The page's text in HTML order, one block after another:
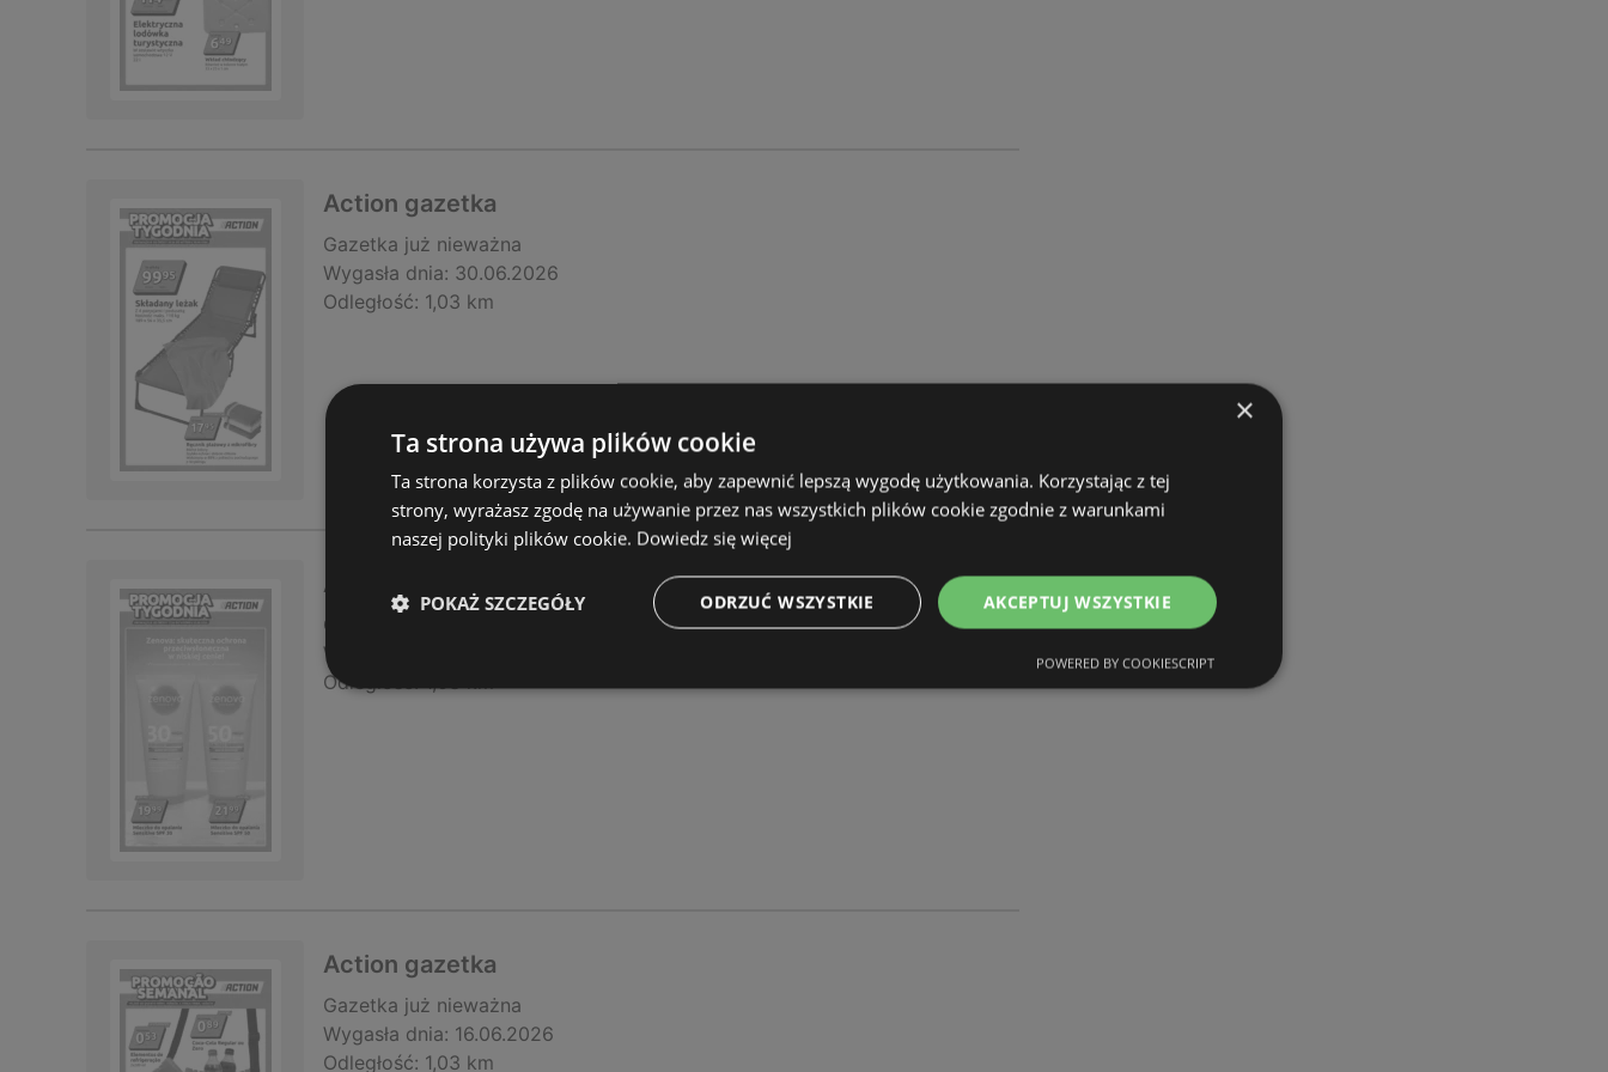
Action gazetka
Gazetka już nieważna
Wygasła dnia: 30.06.2026
Odległość: 1,03 km
Action gazetka
Gazetka
Wygasła dnia:
Odległość: 1,03 km
Action gazetka
Gazetka już nieważna
Wygasła dnia: 16.06.2026
Odległość: 1,03 km
×
Ta strona używa plików cookie
Ta strona korzysta z plików cookie, aby zapewnić lepszą wygodę użytkowania. Korzystając z tej
strony, wyrażasz zgodę na używanie przez nas wszystkich plików cookie zgodnie z warunkami
naszej polityki plików cookie. Dowiedz się więcej
AKCEPTUJ WSZYSTKIE
ODRZUĆ WSZYSTKIE
POKAŻ SZCZEGÓŁY
POWERED BY COOKIESCRIPT